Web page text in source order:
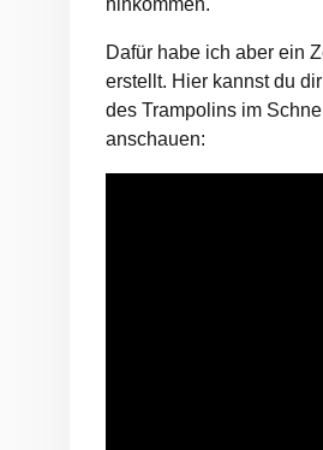
hinkommen.
Dafür habe ich aber ein
erstellt. Hier kannst du
des Trampolins im
anschauen: